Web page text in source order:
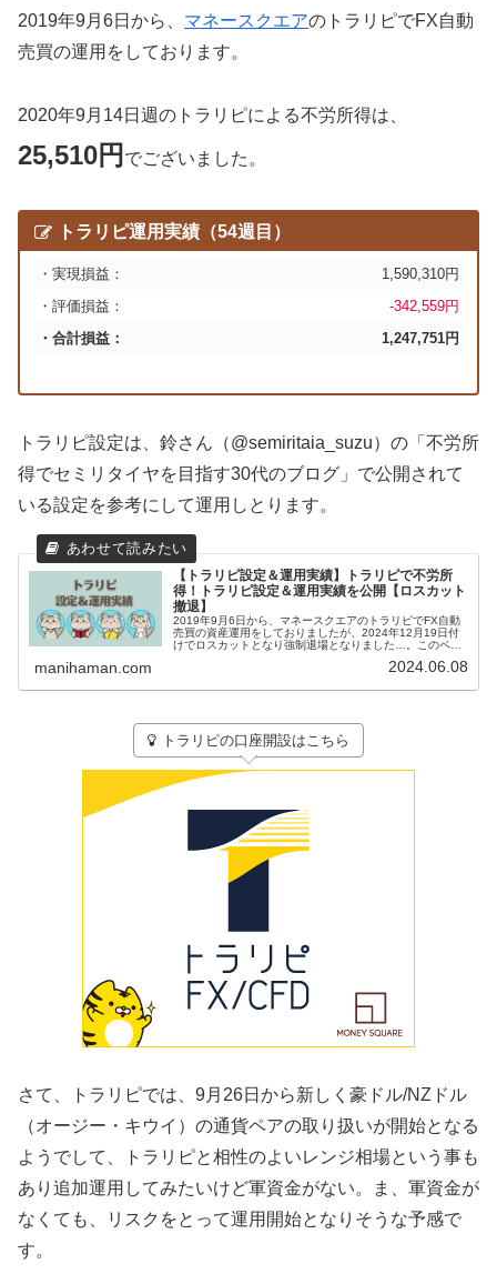
2019年9月6日から、 マネースクエアのトラリピでFX自動
売買の運用をしております。
2020年9月14日週のトラリピによる不労所得は、
25,510円 でございました。
トラリピ運用実績（54週目）
・実現損益：
1,590,310円
・評価損益：
-342,559円
・合計損益：
1,247,751円
トラリピ設定は、鈴さん（@semiritaia_suzu）の「不労所
得でセミリタイヤを目指す30代のブログ」で公開されて
いる設定を参考にして運用しとります。
【トラリピ設定＆運用実績】トラリピで不労所
得！トラリピ設定＆運用実績を公開【ロスカット
撤退】
2019年9月6日から、マネースクエアのトラリピでFX自動
売買の資産運用をしておりましたが、2024年12月19日付
けでロスカットとなり強制退場となりました…。このペー
manihaman.com 2024.06.08
トラリピの口座開設はこちら
さて、トラリピでは、9月26日から新しく豪ドル/NZドル
（オージー・キウイ）の通貨ペアの取り扱いが開始となる
ようでして、トラリピと相性のよいレンジ相場という事も
あり追加運用してみたいけど軍資金がない。ま、軍資金が
なくても、リスクをとって運用開始となりそうな予感で
す。